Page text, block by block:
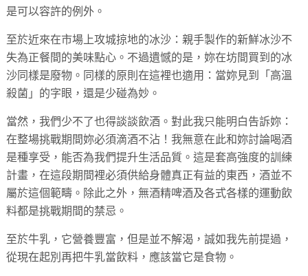
是可以容許的例外。
至於近來在市場上攻城掠地的冰沙：親手製作的新鮮冰沙不
失為正餐間的美味點心。不過遺憾的是，妳在坊間買到的冰
沙同樣是廢物。同樣的原則在這裡也適用：當妳見到「高溫
殺菌」的字眼，還是少碰為妙。
當然，我們少不了也得談談飲酒。對此我只能明白告訴妳：
在整場挑戰期間妳必須滴酒不沾！我無意在此和妳討論喝酒
是種享受，能否為我們提升生活品質。這是套高強度的訓練
計畫，在這段期間裡必須供給身體真正有益的東西，酒並不
屬於這個範疇。除此之外，無酒精啤酒及各式各樣的運動飲
料都是挑戰期間的禁忌。
至於牛乳，它營養豐富，但是並不解渴，誠如我先前提過，
從現在起別再把牛乳當飲料，應該當它是食物。